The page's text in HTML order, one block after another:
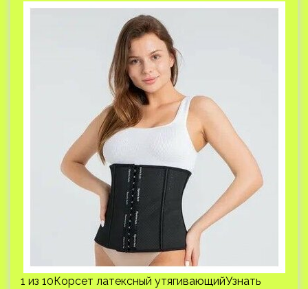
1 из 10Корсет латексный утягивающийУзнать